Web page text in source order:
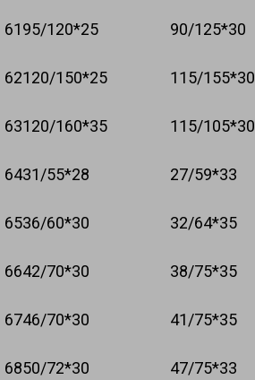
6195/120*25 90/125*30
62120/150*25 115/155*30
63120/160*35 115/105*30
6431/55*28 27/59*33
6536/60*30 32/64*35
6642/70*30 38/75*35
6746/70*30 41/75*35
6850/72*30 47/75*33